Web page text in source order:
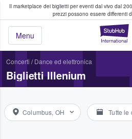
Il marketplace dei biglietti per eventi dal vivo dal
prezzi possono essere differenti
Menu
fan comprano e
Concerti / Dance ed elettronica
Biglietti Illenium
Columbus, OH Tutte le